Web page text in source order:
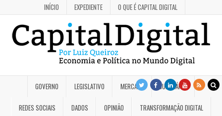
INÍCIO EXPEDIENTE O QUE É CAPITAL DIGITAL
GOVERNO LEGISLATIVO MERCADO JUDICIÁRIO
REDES SOCIAIS DADOS OPINIÃO TRANSFORMAÇÃO DIGITAL